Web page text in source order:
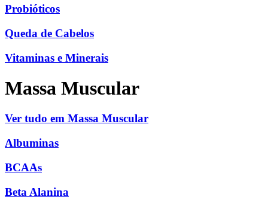
Probióticos
Queda de Cabelos
Vitaminas e Minerais
Massa Muscular
Ver tudo em Massa Muscular
Albuminas
BCAAs
Beta Alanina